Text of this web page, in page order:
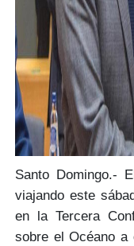
Santo Domingo.-
viajando este
en laTercera
sobre el Océano a